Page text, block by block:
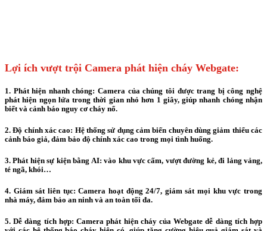
Lợi ích vượt trội Camera phát hiện cháy Webgate:
1. Phát hiện nhanh chóng: Camera của chúng tôi được trang bị công nghệ
phát hiện ngọn lửa trong thời gian nhỏ hơn 1 giây, giúp nhanh chóng nhận
biết và cảnh báo nguy cơ cháy nổ.
2. Độ chính xác cao: Hệ thống sử dụng cảm biến chuyên dùng giảm thiểu các
cảnh báo giả, đảm bảo độ chính xác cao trong mọi tình huống.
3. Phát hiện sự kiện bằng AI: vào khu vực cấm, vượt đường kẻ, đi lảng vảng,
té ngã, khói…
4. Giám sát liên tục: Camera hoạt động 24/7, giám sát mọi khu vực trong
nhà máy, đảm bảo an ninh và an toàn tối đa.
5. Dễ dàng tích hợp: Camera phát hiện cháy của Webgate dễ dàng tích hợp